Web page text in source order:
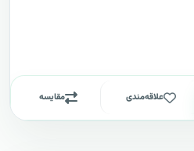
علاقه‌مندی مقایسه